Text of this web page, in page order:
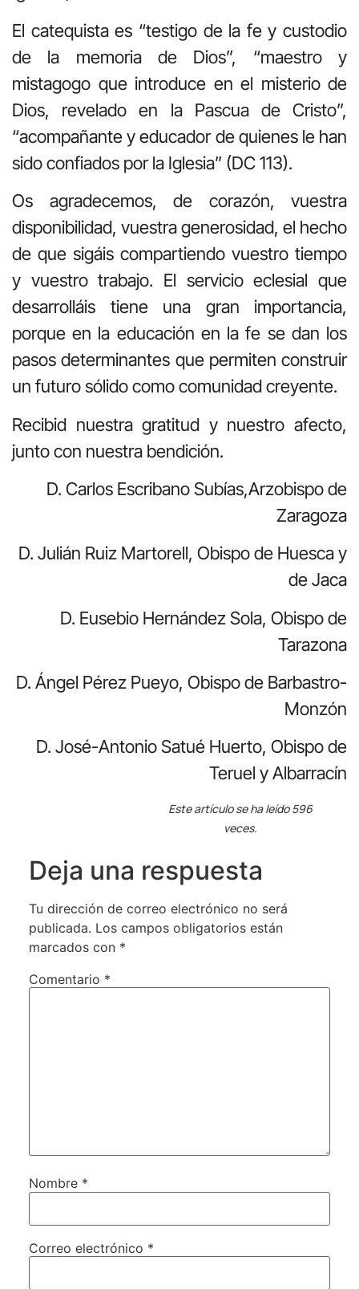
El catequista es “testigo de la fe y custodio
de la memoria de Dios”, “maestro y
mistagogo que introduce en el misterio de
Dios, revelado en la Pascua de Cristo”,
“acompañante y educador de quienes le han
sido confiados por la Iglesia” (DC 113).
Os agradecemos, de corazón, vuestra
disponibilidad, vuestra generosidad, el hecho
de que sigáis compartiendo vuestro tiempo
y vuestro trabajo. El servicio eclesial que
desarrolláis tiene una gran importancia,
porque en la educación en la fe se dan los
pasos determinantes que permiten construir
un futuro sólido como comunidad creyente.
Recibid nuestra gratitud y nuestro afecto,
junto con nuestra bendición.
D. Carlos Escribano Subías,Arzobispo de
Zaragoza
D. Julián Ruiz Martorell, Obispo de Huesca y
de Jaca
D. Eusebio Hernández Sola, Obispo de
Tarazona
D. Ángel Pérez Pueyo, Obispo de Barbastro-
Monzón
D. José-Antonio Satué Huerto, Obispo de
Teruel y Albarracín
Este artículo se ha leído 596
veces.
Deja una respuesta
Tu dirección de correo electrónico no será
publicada. Los campos obligatorios están
marcados con *
Comentario *
Nombre *
Correo electrónico *